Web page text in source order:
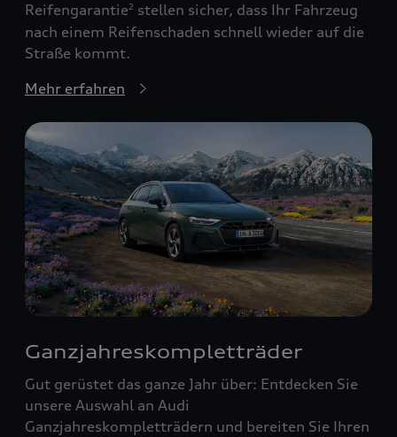
Reifengarantie2 stellen sicher, dass Ihr Fahrzeug
nach einem Reifenschaden schnell wieder auf die
Straße kommt.
Mehr erfahren
Ganzjahreskompletträder
Gut gerüstet das ganze Jahr über: Entdecken Sie
unsere Auswahl an Audi
Ganzjahreskompletträdern und bereiten Sie Ihren